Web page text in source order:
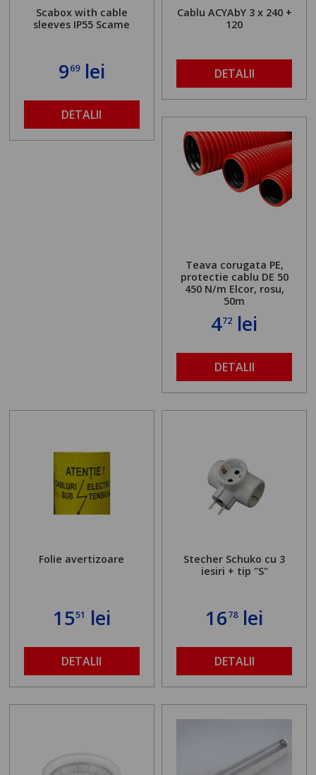
Scabox with cable
sleeves IP55 Scame
969lei
DETALII
Cablu ACYAbY 3 x 240 +
120
DETALII
Teava corugata PE,
protectie cablu DE 50
450 N/m Elcor, rosu,
50m
472 lei
DETALII
Folie avertizoare
1551 lei
DETALII
Stecher Schuko cu 3
iesiri + tip "S"
1678lei
DETALII